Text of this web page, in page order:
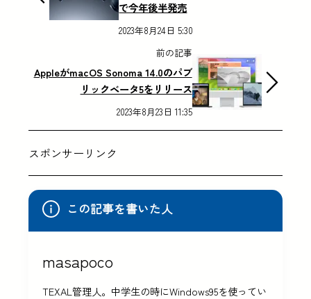
で今年後半発売
2023年8月24日 5:30
前の記事
AppleがmacOS Sonoma 14.0のパブ
リックベータ5をリリース
2023年8月23日 11:35
スポンサーリンク
この記事を書いた人
masapoco
TEXAL管理人。中学生の時にWindows95を使ってい